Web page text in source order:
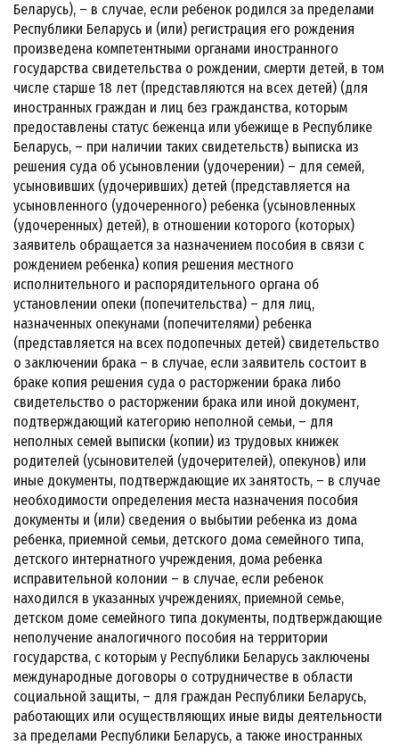
Беларусь), – в случае, если ребенок родился за пределами
Республики Беларусь и (или) регистрация его рождения
произведена компетентными органами иностранного
государства свидетельства о рождении, смерти детей, в том
числе старше 18 лет (представляются на всех детей) (для
иностранных граждан и лиц без гражданства, которым
предоставлены статус беженца или убежище в Республике
Беларусь, – при наличии таких свидетельств) выписка из
решения суда об усыновлении (удочерении) – для семей,
усыновивших (удочеривших) детей (представляется на
усыновленного (удочеренного) ребенка (усыновленных
(удочеренных) детей), в отношении которого (которых)
заявитель обращается за назначением пособия в связи с
рождением ребенка) копия решения местного
исполнительного и распорядительного органа об
установлении опеки (попечительства) – для лиц,
назначенных опекунами (попечителями) ребенка
(представляется на всех подопечных детей) свидетельство
о заключении брака – в случае, если заявитель состоит в
браке копия решения суда о расторжении брака либо
свидетельство о расторжении брака или иной документ,
подтверждающий категорию неполной семьи, – для
неполных семей выписки (копии) из трудовых книжек
родителей (усыновителей (удочерителей), опекунов) или
иные документы, подтверждающие их занятость, – в случае
необходимости определения места назначения пособия
документы и (или) сведения о выбытии ребенка из дома
ребенка, приемной семьи, детского дома семейного типа,
детского интернатного учреждения, дома ребенка
исправительной колонии – в случае, если ребенок
находился в указанных учреждениях, приемной семье,
детском доме семейного типа документы, подтверждающие
неполучение аналогичного пособия на территории
государства, с которым у Республики Беларусь заключены
международные договоры о сотрудничестве в области
социальной защиты, – для граждан Республики Беларусь,
работающих или осуществляющих иные виды деятельности
за пределами Республики Беларусь, а также иностранных